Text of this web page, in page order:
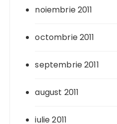
noiembrie 2011
octombrie 2011
septembrie 2011
august 2011
iulie 2011